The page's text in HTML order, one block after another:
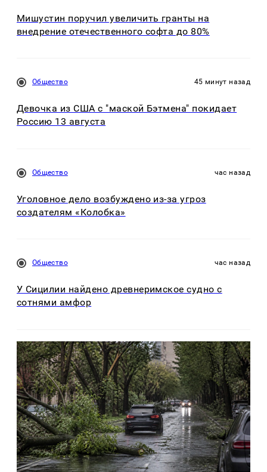
Мишустин поручил увеличить гранты на
внедрение отечественного софта до 80%
Общество 45 минут назад
Девочка из США с "маской Бэтмена" покидает
Россию 13 августа
Общество час назад
Уголовное дело возбуждено из-за угроз
создателям «Колобка»
Общество час назад
У Сицилии найдено древнеримское судно с
сотнями амфор